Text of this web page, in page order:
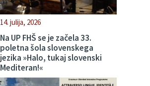
14. julija, 2026
Na UP FHŠ se je začela 33.
poletna šola slovenskega
jezika »Halo, tukaj slovenski
Mediteran!«